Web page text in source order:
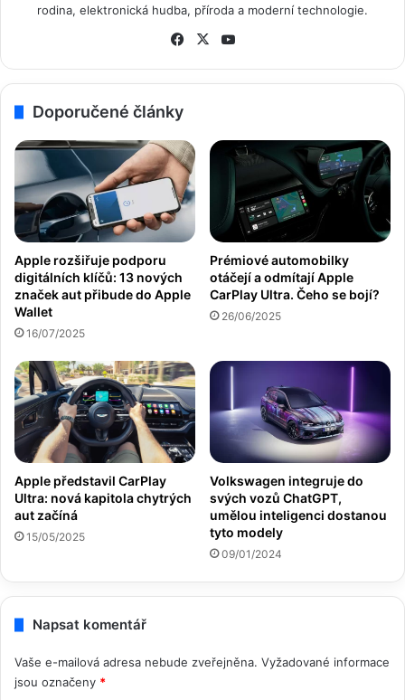
rodina, elektronická hudba, příroda a moderní technologie.
Fa
bo
X
ub
Doporučené články
Apple rozšiřuje podporu
digitálních klíčů: 13 nových
značek aut přibude do Apple
Wallet
16/07/2025
Prémiové automobilky
otáčejí a odmítají Apple
CarPlay Ultra. Čeho se bojí?
26/06/2025
Apple představil CarPlay
Ultra: nová kapitola chytrých
aut začíná
15/05/2025
Volkswagen integruje do
svých vozů ChatGPT,
umělou inteligenci dostanou
tyto modely
09/01/2024
Napsat komentář
Vaše e-mailová adresa nebude zveřejněna. Vyžadované informace
jsou označeny *